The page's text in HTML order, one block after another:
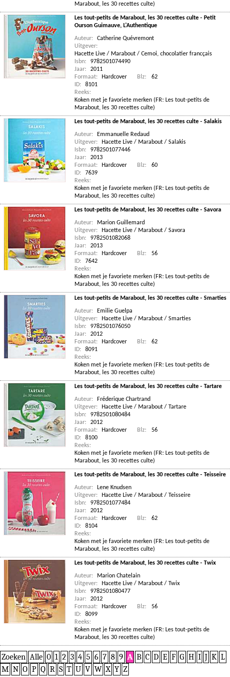
Marabout, les 30 recettes culte)
Les tout-petits de Marabout, les 30 recettes culte - Petit
Ourson Guimauve, L'Authentique
Auteur:
Catherine Quévremont
Uitgever:
Hacette Live / Marabout / Cemoi, chocolatier francçais
Isbn:
9782501074490
Jaar:
2011
Formaat:
Hardcover Blz:
62
ID:
8101
Reeks:
Koken met je favoriete merken (FR: Les tout-petits de
Marabout, les 30 recettes culte)
Les tout-petits de Marabout, les 30 recettes culte - Salakis
Auteur:
Emmanuelle Redaud
Uitgever:
Hacette Live / Marabout / Salakis
Isbn:
9782501077446
Jaar:
2013
Formaat:
Hardcover Blz:
60
ID:
7639
Reeks:
Koken met je favoriete merken (FR: Les tout-petits de
Marabout, les 30 recettes culte)
Les tout-petits de Marabout, les 30 recettes culte - Savora
Auteur:
Marion Guillemard
Uitgever:
Hacette Live / Marabout / Savora
Isbn:
9782501082068
Jaar:
2013
Formaat:
Hardcover Blz:
56
ID:
7642
Reeks:
Koken met je favoriete merken (FR: Les tout-petits de
Marabout, les 30 recettes culte)
Les tout-petits de Marabout, les 30 recettes culte - Smarties
Auteur:
Emilie Guelpa
Uitgever:
Hacette Live / Marabout / Smarties
Isbn:
9782501076050
Jaar:
2012
Formaat:
Hardcover Blz:
62
ID:
8091
Reeks:
Koken met je favoriete merken (FR: Les tout-petits de
Marabout, les 30 recettes culte)
Les tout-petits de Marabout, les 30 recettes culte - Tartare
Auteur:
Fréderique Chartrand
Uitgever:
Hacette Live / Marabout / Tartare
Isbn:
9782501080484
Jaar:
2012
Formaat:
Hardcover Blz:
56
ID:
8100
Reeks:
Koken met je favoriete merken (FR: Les tout-petits de
Marabout, les 30 recettes culte)
Les tout-petits de Marabout, les 30 recettes culte - Teisseire
Auteur:
Lene Knudsen
Uitgever:
Hacette Live / Marabout / Teisseire
Isbn:
9782501077484
Jaar:
2012
Formaat:
Hardcover Blz:
62
ID:
8104
Reeks:
Koken met je favoriete merken (FR: Les tout-petits de
Marabout, les 30 recettes culte)
Les tout-petits de Marabout, les 30 recettes culte - Twix
Auteur:
Marion Chatelain
Uitgever:
Hacette Live / Marabout / Twix
Isbn:
9782501080477
Jaar:
2012
Formaat:
Hardcover Blz:
56
ID:
8099
Reeks:
Koken met je favoriete merken (FR: Les tout-petits de
Marabout, les 30 recettes culte)
Zoeken Alle 0 1 2 3 4 5 6 7 8 9 A B C D E F G H I J K L
M N O P Q R S T U V W X Y Z